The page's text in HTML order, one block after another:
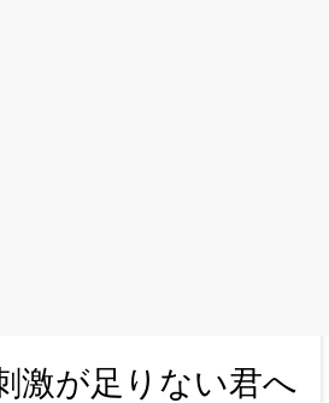
激が足りない君へ